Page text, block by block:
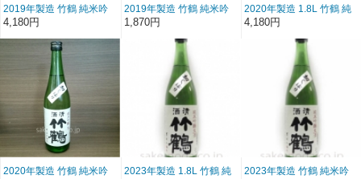
2019年製造 竹鶴 純米吟
醸生酒 初しぼり (1800ml)
4,180円
2019年製造 竹鶴 純米吟
醸生酒 初しぼり (720ml)
1,870円
2020年製造 1.8L 竹鶴 純
米吟醸生酒 初しぼり
4,180円
2020年製造 竹鶴 純米吟
2023年製造 1.8L 竹鶴 純
2023年製造 竹鶴 純米吟